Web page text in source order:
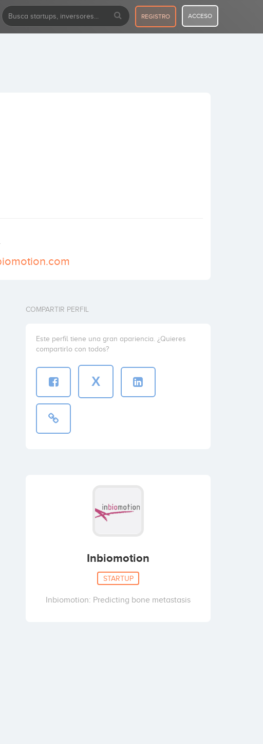
REGISTRO ACCESO
COMPARTIR PERFIL
Este perfil tiene una gran apariencia. ¿Quieres
compartirlo con todos?
X
Inbiomotion
STARTUP
Inbiomotion: Predicting bone metastasis